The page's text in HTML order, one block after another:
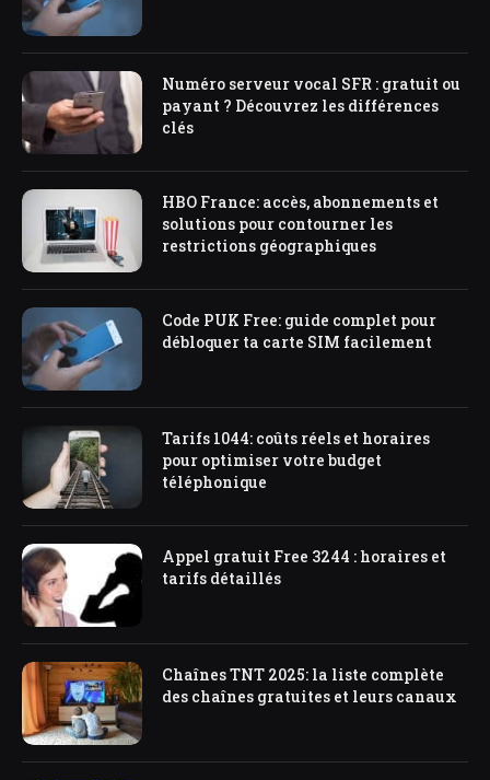
Numéro serveur vocal SFR : gratuit ou
payant ? Découvrez les différences
clés
HBO France: accès, abonnements et
solutions pour contourner les
restrictions géographiques
Code PUK Free: guide complet pour
débloquer ta carte SIM facilement
Tarifs 1044: coûts réels et horaires
pour optimiser votre budget
téléphonique
Appel gratuit Free 3244 : horaires et
tarifs détaillés
Chaînes TNT 2025: la liste complète
des chaînes gratuites et leurs canaux